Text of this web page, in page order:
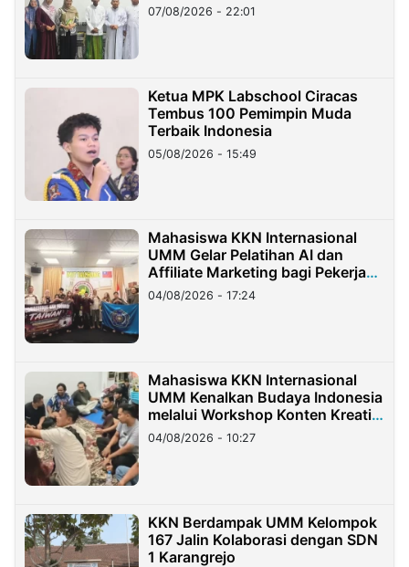
07/08/2026 - 22:01
Ketua MPK Labschool Ciracas
Tembus 100 Pemimpin Muda
Terbaik Indonesia
05/08/2026 - 15:49
Mahasiswa KKN Internasional
UMM Gelar Pelatihan AI dan
Affiliate Marketing bagi Pekerja
Migran Indonesia di Taiwan
04/08/2026 - 17:24
Mahasiswa KKN Internasional
UMM Kenalkan Budaya Indonesia
melalui Workshop Konten Kreatif
di Taiwan
04/08/2026 - 10:27
KKN Berdampak UMM Kelompok
167 Jalin Kolaborasi dengan SDN
1 Karangrejo